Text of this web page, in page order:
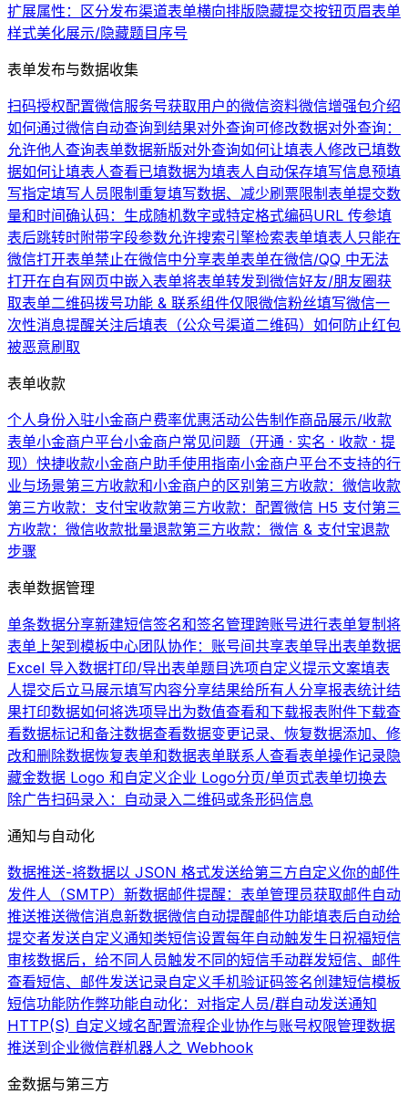
扩展属性：区分发布渠道表单横向排版隐藏提交按钮页眉表单
样式美化展示/隐藏题目序号
表单发布与数据收集
扫码授权配置微信服务号获取用户的微信资料微信增强包介绍
如何通过微信自动查询到结果对外查询可修改数据对外查询：
允许他人查询表单数据新版对外查询如何让填表人修改已填数
据如何让填表人查看已填数据为填表人自动保存填写信息预填
写指定填写人员限制重复填写数据、减少刷票限制表单提交数
量和时间确认码：生成随机数字或特定格式编码URL 传参填
表后跳转时附带字段参数允许搜索引擎检索表单填表人只能在
微信打开表单禁止在微信中分享表单表单在微信/QQ 中无法
打开在自有网页中嵌入表单将表单转发到微信好友/朋友圈获
取表单二维码拨号功能 & 联系组件仅限微信粉丝填写微信一
次性消息提醒关注后填表（公众号渠道二维码） 如何防止红包
被恶意刷取
表单收款
个人身份入驻小金商户费率优惠活动公告制作商品展示/收款
表单小金商户平台小金商户常见问题（开通 · 实名 · 收款 · 提
现） 快捷收款小金商户助手使用指南小金商户平台不支持的行
业与场景第三方收款和小金商户的区别第三方收款：微信收款
第三方收款：支付宝收款第三方收款：配置微信 H5 支付第三
方收款：微信收款批量退款第三方收款：微信 & 支付宝退款
步骤
表单数据管理
单条数据分享新建短信签名和签名管理跨账号进行表单复制将
表单上架到模板中心团队协作：账号间共享表单导出表单数据
Excel 导入数据打印/导出表单题目选项自定义提示文案填表
人提交后立马展示填写内容分享结果给所有人分享报表统计结
果打印数据如何将选项导出为数值查看和下载报表附件下载查
看数据标记和备注数据查看数据变更记录、恢复数据添加、修
改和删除数据恢复表单和数据表单联系人查看表单操作记录隐
藏金数据 Logo 和自定义企业 Logo分页/单页式表单切换去
除广告扫码录入：自动录入二维码或条形码信息
通知与自动化
数据推送-将数据以 JSON 格式发送给第三方自定义你的邮件
发件人（SMTP） 新数据邮件提醒：表单管理员获取邮件自动
推送推送微信消息新数据微信自动提醒邮件功能填表后自动给
提交者发送自定义通知类短信设置每年自动触发生日祝福短信
审核数据后，给不同人员触发不同的短信手动群发短信、邮件
查看短信、邮件发送记录自定义手机验证码签名创建短信模板
短信功能防作弊功能自动化：对指定人员/群自动发送通知
HTTP(S) 自定义域名配置流程企业协作与账号权限管理数据
推送到企业微信群机器人之 Webhook
金数据与第三方